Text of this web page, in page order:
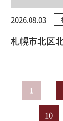
2026.08.03
札幌市北区
1
10